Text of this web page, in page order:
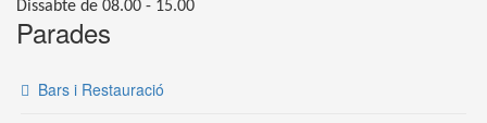
Dissabte de 08.00 - 15.00
Parades
Bars i Restauració